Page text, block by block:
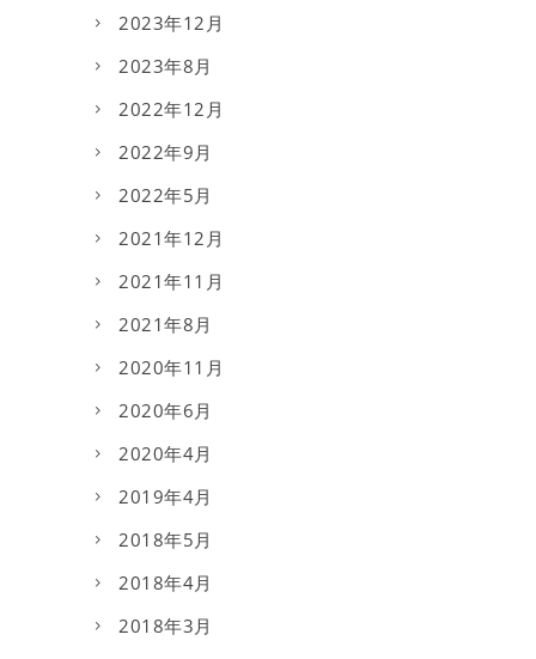
2023年12月
2023年8月
2022年12月
2022年9月
2022年5月
2021年12月
2021年11月
2021年8月
2020年11月
2020年6月
2020年4月
2019年4月
2018年5月
2018年4月
2018年3月